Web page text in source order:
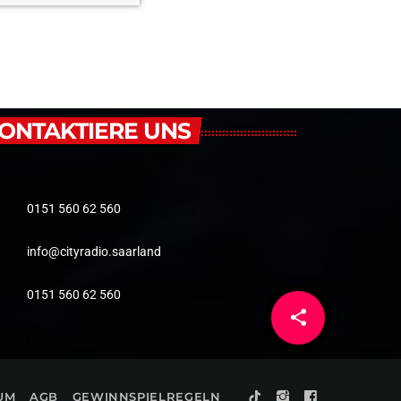
share
email
UNS
0151 560 62 560
info@cityradio.saarland
0151 560 62 560
AGB GEWINNSPIELREGELN